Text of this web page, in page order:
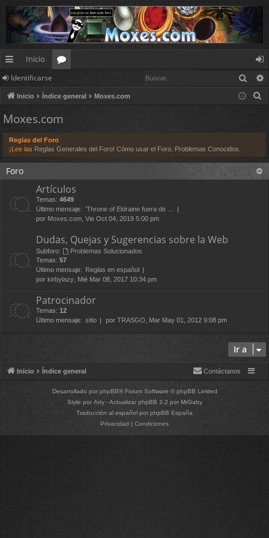
nl
ac
es
rá
d
os
Inicio
os
de
nt
e
Identificarse
Inicio Índice general Moxes.com
r
Moxes.com
Reglas del Foro
¡Lee las Reglas Generales del Foro! Cómo usar el Foro. Problemas Conocidos.
Foro
Artículos
Temas: 4649
Último mensaje: 'Throne of Eldraine fuera de …
por Moxes.com, Vie Oct 04, 2019 5:00 pm
Dudas, Quejas y Sugerencias sobre la Web
Subforo:
Problemas Solucionados
Temas: 57
Último mensaje:
Reglas en español
por kirbylazy, Mié Mar 08, 2017 10:34 pm
Patrocinador
Temas: 12
Último mensaje: sitio por TRASGO, Mar May 01, 2012 9:08 pm
Ir a
Inicio Índice general Contáctanos
Desarrollado por phpBB® Forum Software © phpBB Limited
Style por Arty- Actualizar phpBB 3.2 por MrGaby
Traducción al español por phpBB España
Privacidad
Condiciones